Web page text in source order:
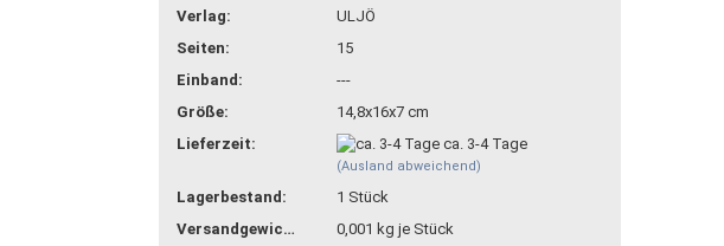
Verlag:
ULJÖ
Seiten:
15
Einband:
---
Größe:
14,8x16x7 cm
Lieferzeit:
ca. 3-4 Tage
(Ausland abweichend)
Lagerbestand: 1 Stück
Versandgewicht:
0,001 kg je Stück